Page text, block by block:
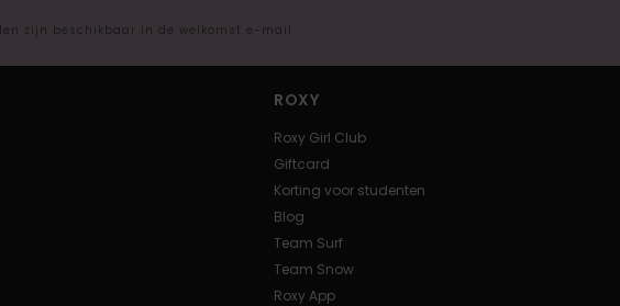
zijn beschikbaar in de welkomst e-mail
ROXY
Roxy Girl Club
Giftcard
Korting voor studenten
Blog
Team Surf
Team Snow
Roxy App